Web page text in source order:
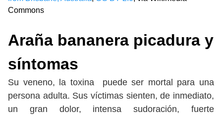
Commons
Araña bananera picadura y
síntomas
Su veneno, la toxina puede ser mortal para una
persona adulta. Sus víctimas sienten, de inmediato,
un gran dolor, intensa sudoración, fuerte